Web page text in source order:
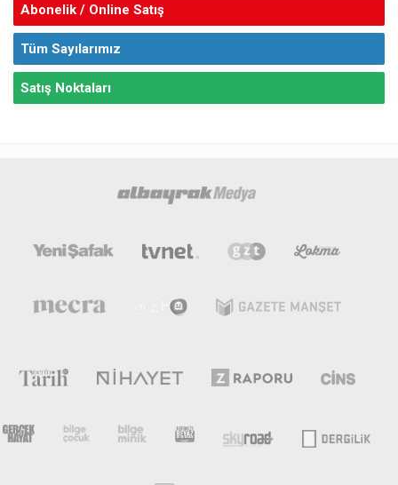
Abonelik / Online Satış
Tüm Sayılarımız
Satış Noktaları